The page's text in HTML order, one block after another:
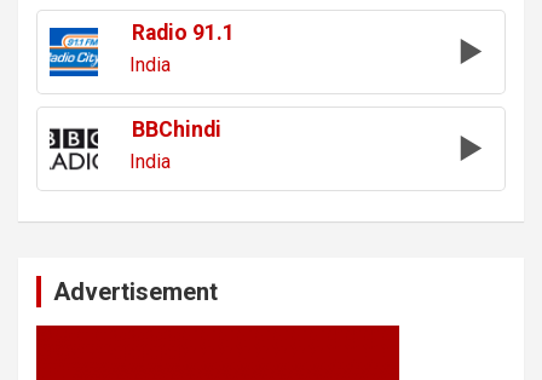
Radio 91.1
India
BBChindi
India
Advertisement